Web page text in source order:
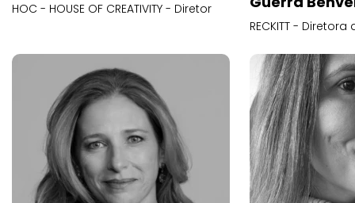
HOC - HOUSE OF CREATIVITY - Diretor
RECKITT -